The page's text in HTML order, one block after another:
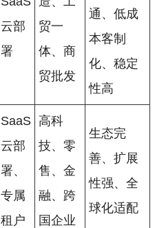
云部
署
贸一
体、商
贸批发
通、低成
本客制
化、稳定
性高
SaaS
云部
署、
专属
租户
高科
技、零
售、金
融、跨
国企业
生态完
善、扩展
性强、全
球化适配